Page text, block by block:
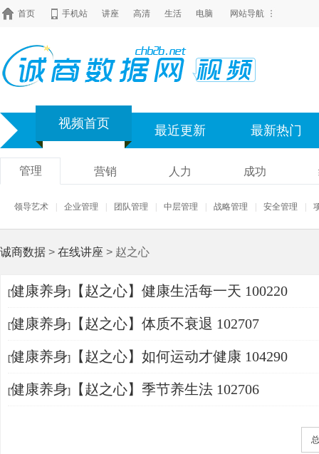
首页 手机站 讲座 高清 生活 电脑 网站导航
视频首页 最近更新 最新热门
管理 营销 人力 成功
领导艺术 企业管理 团队管理 中层管理 战略管理 安全管理
诚商数据 > 在线讲座 > 赵之心
[健康养身] 【赵之心】健康生活每一天 100220
[健康养身] 【赵之心】体质不衰退 102707
[健康养身] 【赵之心】如何运动才健康 104290
[健康养身] 【赵之心】季节养生法 102706